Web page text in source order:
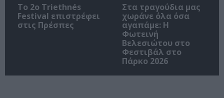
Το 2ο Triethnés
Festival επιστρέφει
στις Πρέσπες
Στα τραγούδια μας
χωράνε όλα όσα
αγαπάμε: Η
Φωτεινή
Βελεσιώτου στο
Φεστιβάλ στο
Πάρκο 2026